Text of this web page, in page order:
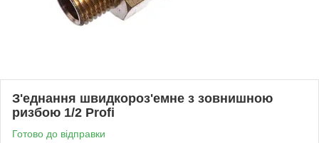
З'еднання швидкороз'емне з зовнишною
ризбою 1/2 Profi
Готово до відправки